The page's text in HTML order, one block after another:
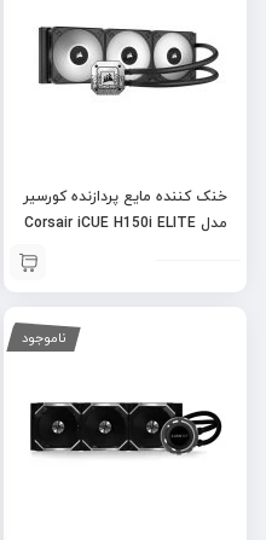
خنک کننده مایع پردازنده کورسیر
مدل Corsair iCUE H150i ELITE
ناموجود